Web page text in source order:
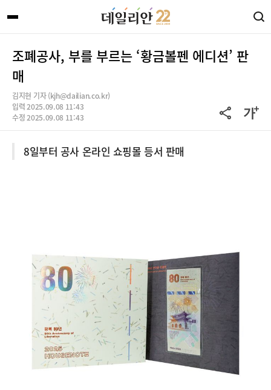
조폐공사, 부를 부르는 ‘황금볼펜 에디션’ 판
매
김지현 기자 (kjh@dailian.co.kr)
입력 2025.09.08 11:43
수정 2025.09.08 11:43
8일부터 공사 온라인 쇼핑몰 등서 판매